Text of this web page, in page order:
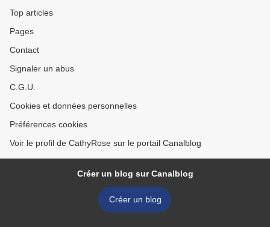
Top articles
Pages
Contact
Signaler un abus
C.G.U.
Cookies et données personnelles
Préférences cookies
Voir le profil de CathyRose sur le portail Canalblog
Créer un blog sur Canalblog
Créer un blog